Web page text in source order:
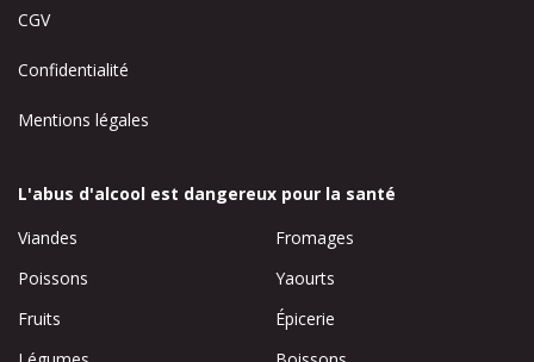
CGV
Confidentialité
Mentions légales
L'abus d'alcool est dangereux pour la santé
Viandes
Poissons
Fruits
Fromages
Yaourts
Épicerie